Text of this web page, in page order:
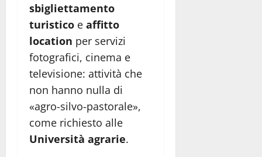
sbigliettamento
turistico e affitto
location per servizi
fotografici, cinema e
televisione: attività che
non hanno nulla di
«agro-silvo-pastorale»,
come richiesto alle
Università agrarie.